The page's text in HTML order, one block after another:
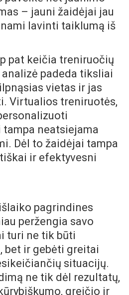
– jauni žaidėjai jau
lavinti taiklumą iš
pat keičia treniruočių
padeda tiksliai
vietas ir jas
Virtualios treniruotės,
neatsiejama
Dėl to žaidėjai tampa
ir efektyvesni
pagrindines
peržengia savo
turi ne tik būti
bet ir gebėti greitai
situacijų.
ne tik dėl rezultatų,
greičio ir